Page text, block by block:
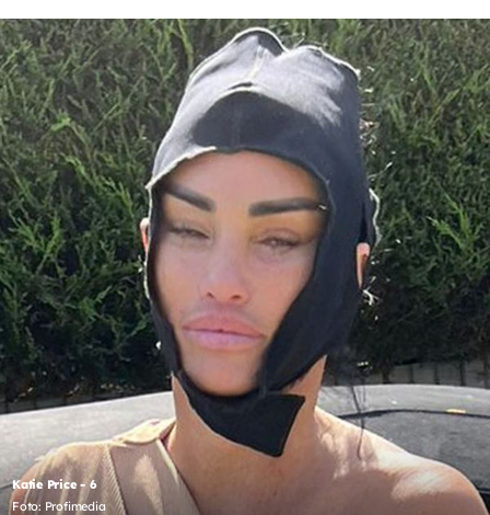
Katie Price - 6
Foto: Profimedia